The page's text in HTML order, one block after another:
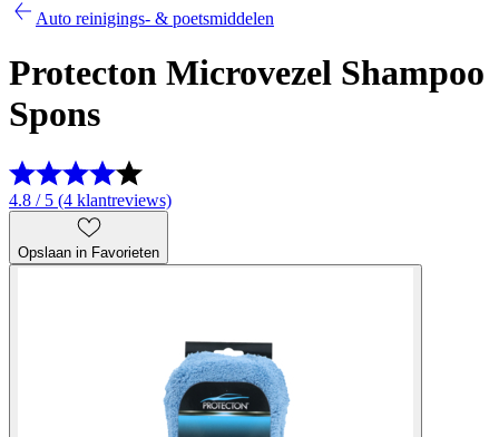
Auto reinigings- & poetsmiddelen
Protecton Microvezel Shampoo
Spons
4.8 / 5 (4 klantreviews)
Opslaan in Favorieten